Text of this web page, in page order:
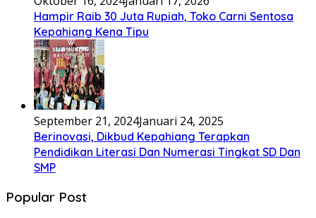
Hampir Raib 30 Juta Rupiah, Toko Carni Sentosa
Kepahiang Kena Tipu
September 21, 2024Januari 24, 2025
Berinovasi, Dikbud Kepahiang Terapkan
Pendidikan Literasi Dan Numerasi Tingkat SD Dan
SMP
Popular Post